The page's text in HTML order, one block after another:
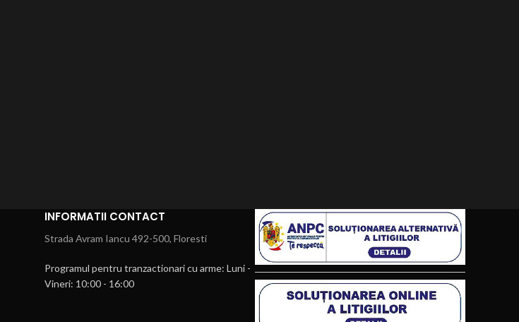
INFORMATII CONTACT
Strada Avram Iancu 492-500, Floresti
Programul pentru tranzactionari cu arme: Luni -
Vineri: 10:00 - 16:00